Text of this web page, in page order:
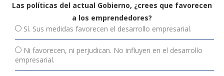
Las políticas del actual Gobierno, ¿crees que favorecen
a los emprendedores?
Sí. Sus medidas favorecen el desarrollo empresarial.
Ni favorecen, ni perjudican. No influyen en el desarrollo
empresarial.